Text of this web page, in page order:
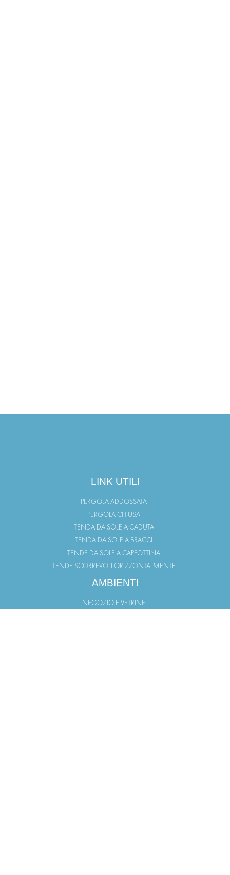
LINK UTILI
PERGOLA ADDOSSATA
PERGOLA CHIUSA
TENDA DA SOLE A CADUTA
TENDA DA SOLE A BRACCI
TENDE DA SOLE A CAPPOTTINA
TENDE SCORREVOLI ORIZZONTALMENTE
AMBIENTI
NEGOZIO E VETRINE